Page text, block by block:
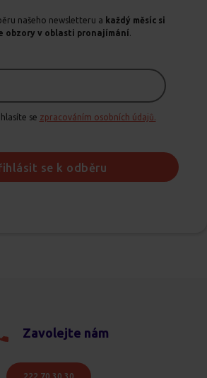
našeho newsletteru a každý měsíc si
obzory v oblasti pronajímání.
se zpracováním osobních údajů.
se k odběru
Zavolejte nám
222 70 30 30